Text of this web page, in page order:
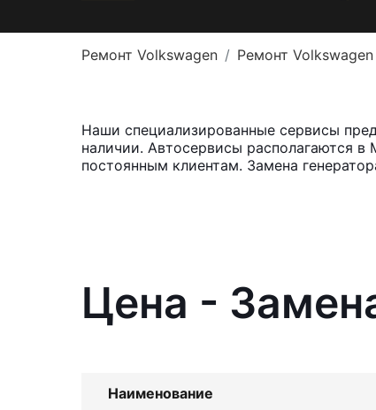
Ремонт Volkswagen Ремонт Volkswagen
Наши специализированные сервисы
наличии. Автосервисы располагаются
постоянным клиентам. Замена
Цена -
Наименование